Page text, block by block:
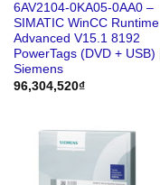
6AV2104-0KA05-0AA0 –
SIMATIC WinCC Runtime
Advanced V15.1 8192
PowerTags (DVD + USB) |
Siemens
96,304,520₫